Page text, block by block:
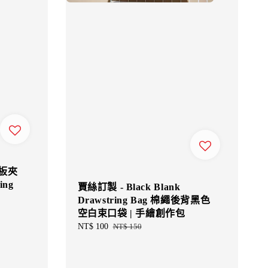
夾
賈絲訂製 - Black Blank
Drawstring Bag 棉繩後背黑色
空白束口袋 | 手繪創作包
Sale
NT$ 100 Regular
NT$ 150